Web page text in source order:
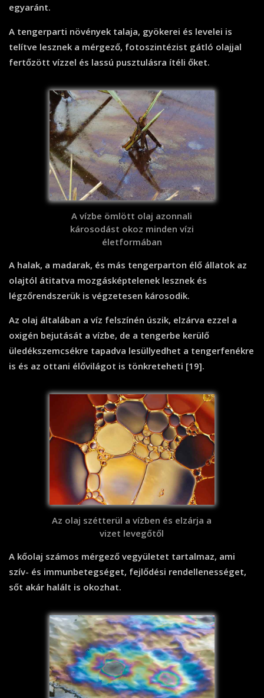
egyaránt.
A tengerparti növények talaja, gyökerei és levelei is
telítve lesznek a mérgező, fotoszintézist gátló olajjal
fertőzött vízzel és lassú pusztulásra ítéli őket.
A vízbe ömlött olaj azonnali
károsodást okoz minden vízi
életformában
A halak, a madarak, és más tengerparton élő állatok az
olajtól átitatva mozgásképtelenek lesznek és
légzőrendszerük is végzetesen károsodik.
Az olaj általában a víz felszínén úszik, elzárva ezzel a
oxigén bejutását a vízbe, de a tengerbe kerülő
üledékszemcsékre tapadva lesüllyedhet a tengerfenékre
is és az ottani élővilágot is tönkreteheti [19].
Az olaj szétterül a vízben és elzárja a
vizet levegőtől
A kőolaj számos mérgező vegyületet tartalmaz, ami
szív- és immunbetegséget, fejlődési rendellenességet,
sőt akár halált is okozhat.